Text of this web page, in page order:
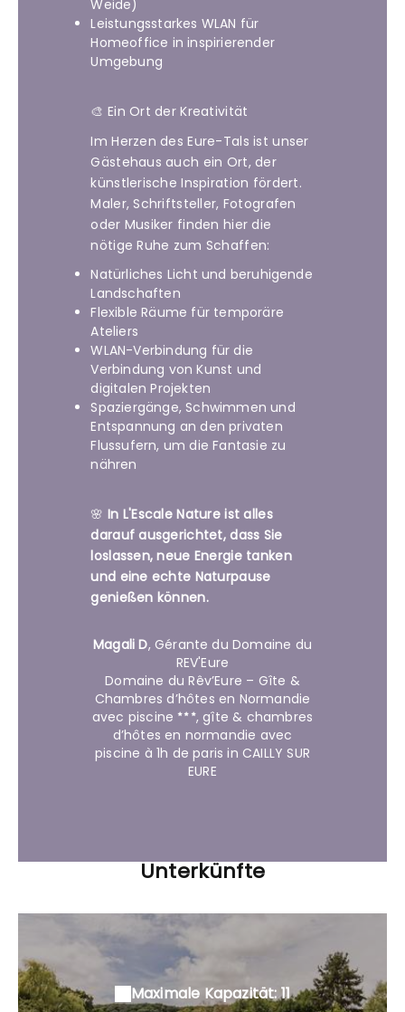
Weide)
Leistungsstarkes WLAN für
Homeoffice in inspirierender
Umgebung
🎨 Ein Ort der Kreativität
Im Herzen des Eure-Tals ist unser
Gästehaus auch ein Ort, der
künstlerische Inspiration fördert.
Maler, Schriftsteller, Fotografen
oder Musiker finden hier die
nötige Ruhe zum Schaffen:
Natürliches Licht und beruhigende
Landschaften
Flexible Räume für temporäre
Ateliers
WLAN-Verbindung für die
Verbindung von Kunst und
digitalen Projekten
Spaziergänge, Schwimmen und
Entspannung an den privaten
Flussufern, um die Fantasie zu
nähren
🌸 In L'Escale Nature ist alles
darauf ausgerichtet, dass Sie
loslassen, neue Energie tanken
und eine echte Naturpause
genießen können.
Magali D, Gérante du Domaine du
REV'Eure
Domaine du Rêv’Eure – Gîte &
Chambres d’hôtes en Normandie
avec piscine
, gîte & chambres
d’hôtes en normandie avec
piscine à 1h de paris in CAILLY SUR
EURE
Unterkünfte
Maximale Kapazität: 11